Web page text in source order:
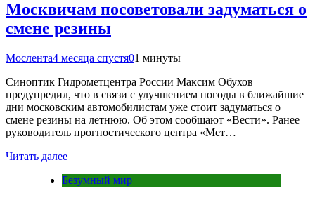
Москвичам посоветовали задуматься о
смене резины
Мослента4 месяца спустя01 минуты
Синоптик Гидрометцентра России Максим Обухов
предупредил, что в связи с улучшением погоды в ближайшие
дни московским автомобилистам уже стоит задуматься о
смене резины на летнюю. Об этом сообщают «Вести». Ранее
руководитель прогностического центра «Мет…
Читать далее
Безумный мир